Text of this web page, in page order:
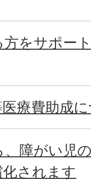
をサポー
療費助成
障がい児
されます